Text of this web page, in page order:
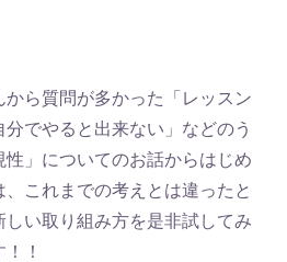
ら質問が多かった「レッスン
でやると出来ない」などのう
性」についてのお話からはじめ
これまでの考えとは違ったと
い取り組み方を是非試してみ
！